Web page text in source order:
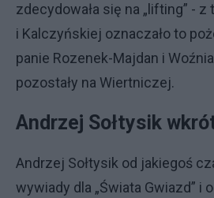
zdecydowała się na „lifting” - z
i Kalczyńskiej oznaczało to
panie Rozenek-Majdan i
pozostały na Wiertniczej.
Andrzej Sołtysik
Andrzej Sołtysik od jakiegoś
wywiady dla „Świata Gwiazd” i